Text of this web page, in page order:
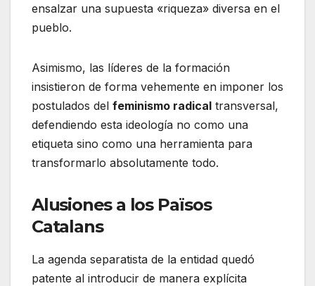
ensalzar una supuesta «riqueza» diversa en el
pueblo.
Asimismo, las líderes de la formación
insistieron de forma vehemente en imponer los
postulados del feminismo radical transversal,
defendiendo esta ideología no como una
etiqueta sino como una herramienta para
transformarlo absolutamente todo.
Alusiones a los Països
Catalans
La agenda separatista de la entidad quedó
patente al introducir de manera explícita